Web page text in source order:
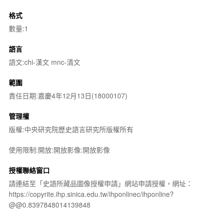
格式
數量:1
語言
語文:chi-漢文 mnc-清文
範圍
責任日期:嘉慶4年12月13日(18000107)
管理權
版權:中央研究院歷史語言研究所版權所有
使用限制:開放:開放影像:開放影像
授權聯絡窗口
請連結至「史語所藏品圖像授權申請」網站申請授權，網址：
https://copyrite.ihp.sinica.edu.tw/ihponlinec/ihponline?
@@0.8397848014139848